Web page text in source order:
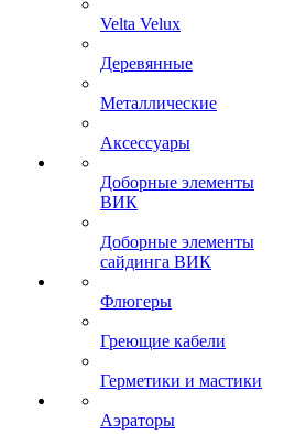
Velta Velux
Деревянные
Металлические
Аксессуары
Доборные элементы
ВИК
Доборные элементы
сайдинга ВИК
Флюгеры
Греющие кабели
Герметики и мастики
Аэраторы